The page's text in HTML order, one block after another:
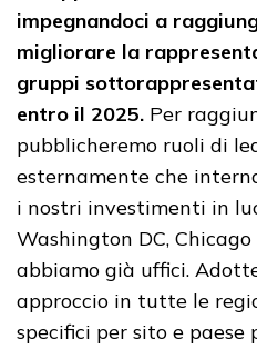
impegnandoci a
migliorare la
gruppi
entro il 2025. Per
pubblicheremo ruoli di
esternamente che
i nostri investimenti in
Washington DC,
abbiamo già uffici.
approccio in tutte le
specifici per sito e paese